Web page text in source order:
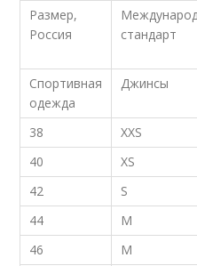
Размер,
Россия
стандарт
Спортивная
одежда
Джинсы
38 XXS
40
XS
42
S
44
M
46
M